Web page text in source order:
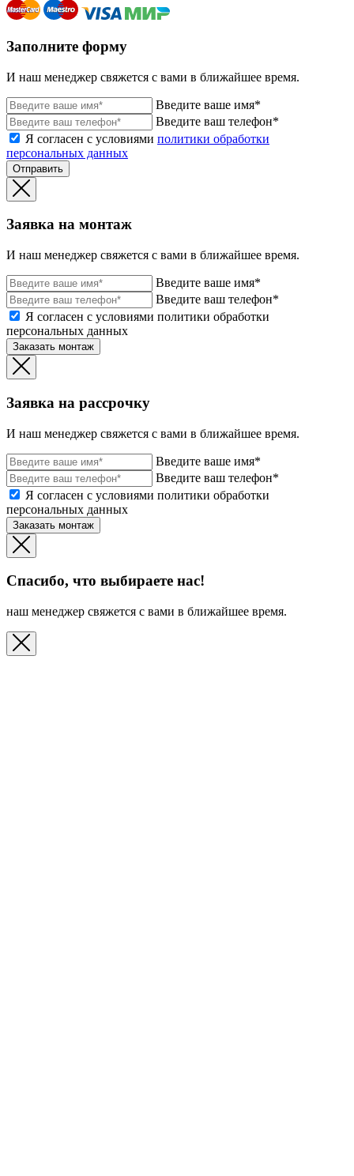
Заполните форму
И наш менеджер свяжется с вами в ближайшее время.
Введите ваше имя*
Введите ваш телефон*
Я согласен с условиями политики обработки
персональных данных
Отправить
Заявка на монтаж
И наш менеджер свяжется с вами в ближайшее время.
Введите ваше имя*
Введите ваш телефон*
Я согласен с условиями политики обработки
персональных данных
Заказать монтаж
Заявка на рассрочку
И наш менеджер свяжется с вами в ближайшее время.
Введите ваше имя*
Введите ваш телефон*
Я согласен с условиями политики обработки
персональных данных
Заказать монтаж
Спасибо, что выбираете нас!
наш менеджер свяжется с вами в ближайшее время.